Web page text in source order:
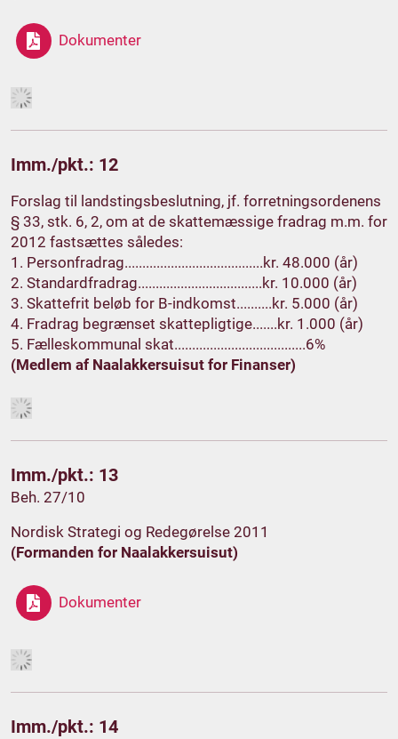
Dokumenter
Imm./pkt.: 12
Forslag til landstingsbeslutning, jf. forretningsordenens
§ 33, stk. 6, 2, om at de skattemæssige fradrag m.m. for
2012 fastsættes således:
1. Personfradrag.......................................kr. 48.000 (år)
2. Standardfradrag...................................kr. 10.000 (år)
3. Skattefrit beløb for B-indkomst..........kr. 5.000 (år)
4. Fradrag begrænset skattepligtige.......kr. 1.000 (år)
5. Fælleskommunal skat.....................................6%
(Medlem af Naalakkersuisut for Finanser)
Imm./pkt.: 13
Beh. 27/10
Nordisk Strategi og Redegørelse 2011
(Formanden for Naalakkersuisut)
Dokumenter
Imm./pkt.: 14